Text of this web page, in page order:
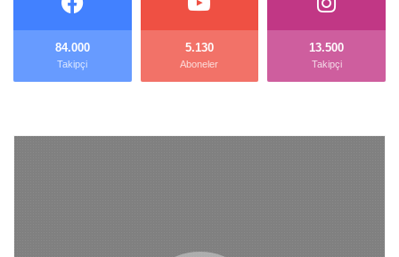
84.000
Takipçi
5.130
Aboneler
13.500
Takipçi